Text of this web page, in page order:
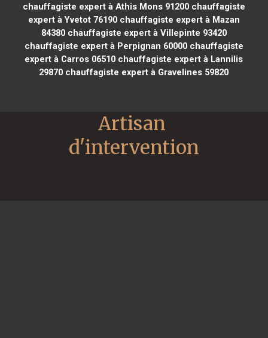
chauffagiste expert à Athis Mons 91200chauffagiste
expert à Yvetot 76190chauffagiste expert à Mazan
84380chauffagiste expert à Villepinte 93420
chauffagiste expert à Perpignan 60000chauffagiste
expert à Carros 06510 chauffagiste expert à Lannilis
29870 chauffagiste expert à Gravelines 59820
Artisan
d'intervention